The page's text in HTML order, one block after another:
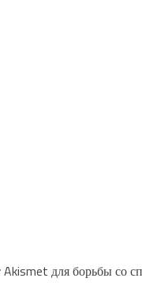
Akismet для борьбы со